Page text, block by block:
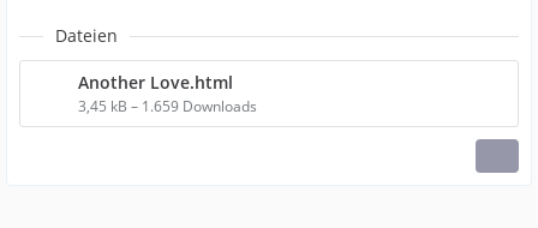
Dateien
Another Love.html
3,45 kB – 1.659 Downloads